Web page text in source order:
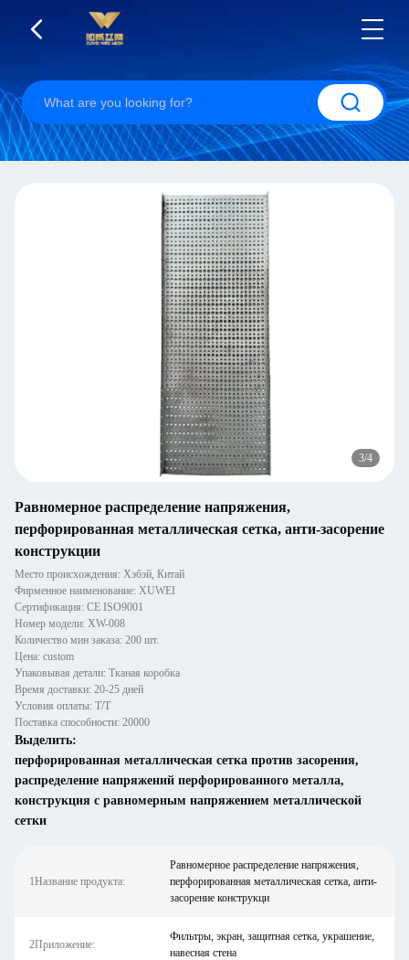
4/4
Равномерное распределение напряжения,
перфорированная металлическая сетка, анти-засорение
конструкции
Место происхождения: Хэбэй, Китай
Фирменное наименование: XUWEI
Сертификация: CE ISO9001
Номер модели: XW-008
Количество мин заказа: 200 шт.
Цена: custom
Упаковывая детали: Тканая коробка
Время доставки: 20-25 дней
Условия оплаты: Т/Т
Поставка способности: 20000
Выделить:
перфорированная металлическая сетка против засорения,
распределение напряжений перфорированного металла,
конструкция с равномерным напряжением металлической
сетки
1Название продукта:
Равномерное распределение напряжения,
перфорированная металлическая сетка, анти-
засорение конструкци
2Приложение:
Фильтры, экран, защитная сетка, украшение,
навесная стена